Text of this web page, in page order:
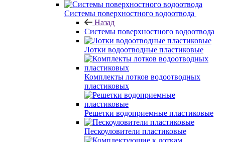
Системы поверхностного водоотвода
Назад
Системы поверхностного водоотвода
Лотки водоотводные пластиковые
Комплекты лотков водоотводных
пластиковых
Решетки водоприемные пластиковые
Пескоуловители пластиковые